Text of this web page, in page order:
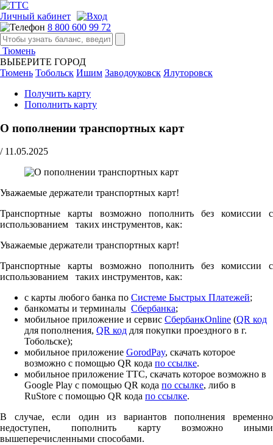
Личный кабинет
8 800 600 99 72
Тюмень
ВЫБЕРИТЕ ГОРОД
Тюмень Тобольск Ишим Заводоуковск Ялуторовск
Получить карту
Пополнить карту
О пополнении транспортных карт
/ 11.05.2025
Уважаемые держатели транспортных карт!
Транспортные карты возможно пополнить без комиссии с
использованием таких инструментов, как:
Уважаемые держатели транспортных карт!
Транспортные карты возможно пополнить без комиссии с
использованием таких инструментов, как:
с карты любого банка по Cистеме Быстрых Платежей;
банкоматы и терминалы Сбербанка;
мобильное приложение и сервис СбербанкOnline (QR код
для пополнения, QR код для покупки проездного в г.
Тобольске);
мобильное приложение GorodPay, скачать которое
возможно с помощью QR кода по ссылке.
мобильное приложение ТТС, скачать которое возможно в
Google Play с помощью QR кода по ссылке, либо в
RuStore с помощью QR кода по ссылке.
В случае, если один из вариантов пополнения временно
недоступен, пополнить карту возможно иными
вышеперечисленными способами.